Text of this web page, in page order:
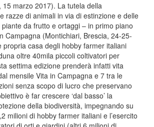
15 marzo 2017). La tutela della
razze di animali in via di estinzione e delle
da frutto e ortaggi – in primo piano
Campagna (Montichiari, Brescia, 24-25-
propria casa degli hobby farmer italiani
oltre 40mila piccoli coltivatori per
settima edizione prenderà infatti vita
mensile Vita in Campagna e 7 tra le
senza scopo di lucro che preservano
è far crescere ‘dal basso’ la
della biodiversità, impegnando su
milioni di hobby farmer italiani e l’esercito